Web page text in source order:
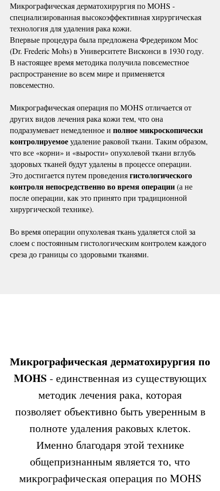
Микрографическая дерматохирургия по MOHS -
специализированная высокоэффективная хирургическая
технология для удаления рака кожи.
Впервые процедура была предложена Фредериком Мос
(Dr. Frederic Mohs) в Университете Висконси в 1930 году.
В настоящее время методика получила повсеместное
распространение во всем мире и применяется
повсеместно.
Микрографическая операция по MOHS отличается от
других видов лечения рака кожи тем, что она
подразумевает немедленное и полноемикроскопически
контролируемоеудаление раковой ткани. Таким образом,
что все «корни» и «вырости» опухолевой ткани вглубь
здоровых тканей будут удалены в процессе операции.
Это достигается путем проведениягистологического
контроля непосредственно во время операции(а не
после операции, как это принято при традиционной
хирургической технике).
Во время операции опухолевая ткань удаляется слой за
слоем с постоянным гистологическим контролем каждого
среза до границы со здоровыми тканями.
Микрографическая дерматохирургия по
MOHS- единственная из существующих
методик лечения рака, которая
позволяет объективно быть уверенным в
полноте удаления раковых клеток.
Именно благодаря этой технике
общепризнанным является то, что
микрографическая операция по MOHS